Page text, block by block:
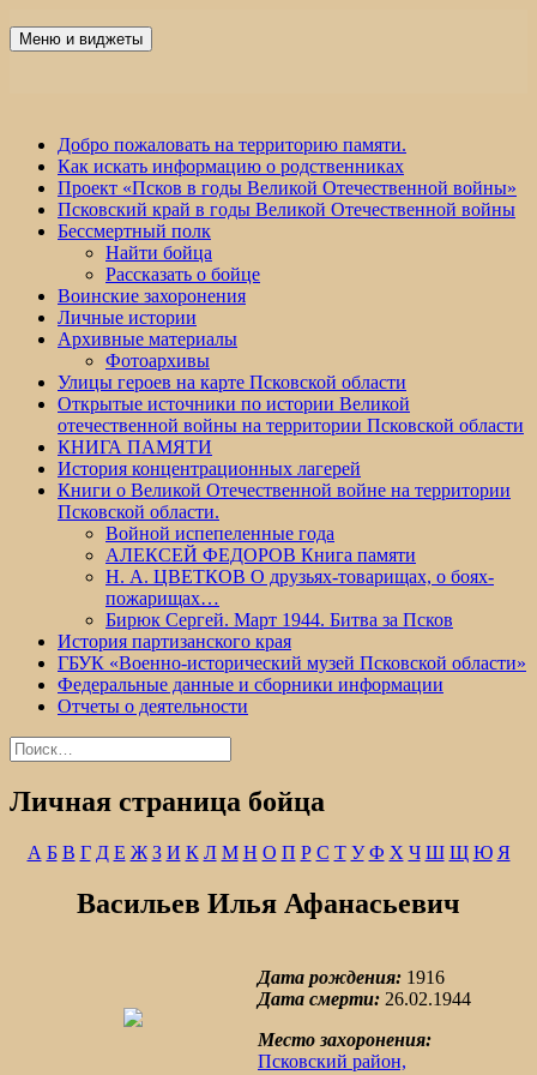
Победа 60
Меню и виджеты
Добро пожаловать на территорию памяти.
Как искать информацию о родственниках
Проект «Псков в годы Великой Отечественной войны»
Псковский край в годы Великой Отечественной войны
Бессмертный полк
Найти бойца
Рассказать о бойце
Воинские захоронения
Личные истории
Архивные материалы
Фотоархивы
Улицы героев на карте Псковской области
Открытые источники по истории Великой
отечественной войны на территории Псковской области
КНИГА ПАМЯТИ
История концентрационных лагерей
Книги о Великой Отечественной войне на территории
Псковской области.
Войной испепеленные года
АЛЕКСЕЙ ФЕДОРОВ Книга памяти
Н. А. ЦВЕТКОВ О друзьях-товарищах, о боях-
пожарищах…
Бирюк Сергей. Март 1944. Битва за Псков
История партизанского края
ГБУК «Военно-исторический музей Псковской области»
Федеральные данные и сборники информации
Отчеты о деятельности
Найти:
Личная страница бойца
А Б В Г Д Е Ж З И К Л М Н О П Р С Т У Ф Х Ч Ш Щ Ю Я
Васильев Илья Афанасьевич
Дата рождения: 1916
Дата смерти: 26.02.1944
Место захоронения:
Псковский район,